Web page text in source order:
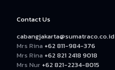
Contact Us
cabangjakarta@sumatraco.co.id
Mrs Rina +62 811-984-376
Mrs Rina +62 821 2418 9018
Mrs Nur +62 821-2234-8015